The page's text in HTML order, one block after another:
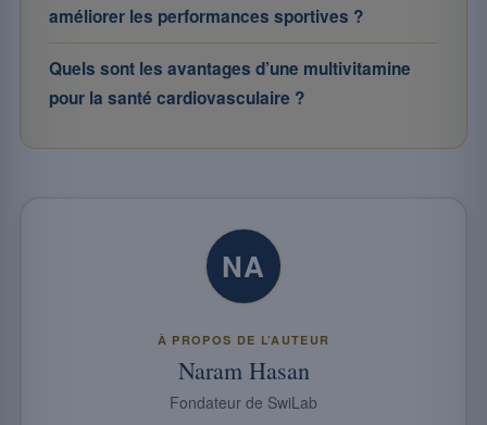
améliorer les performances sportives ?
Quels sont les avantages d’une multivitamine
pour la santé cardiovasculaire ?
NA
À PROPOS DE L’AUTEUR
Naram Hasan
Fondateur de SwiLab